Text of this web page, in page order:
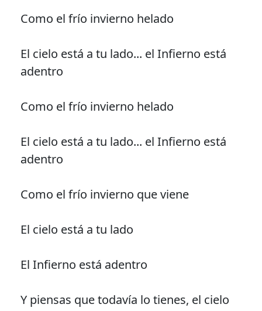
Como el frío invierno helado
El cielo está a tu lado... el Infierno está
adentro
Como el frío invierno helado
El cielo está a tu lado... el Infierno está
adentro
Como el frío invierno que viene
El cielo está a tu lado
El Infierno está adentro
Y piensas que todavía lo tienes, el cielo